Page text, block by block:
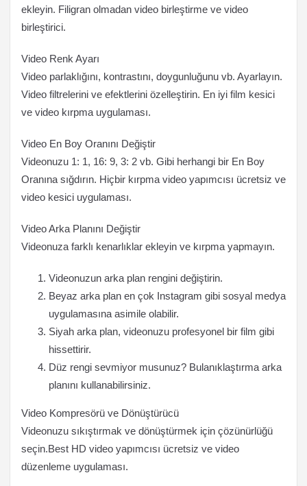
ekleyin. Filigran olmadan video birleştirme ve video
birleştirici.
Video Renk Ayarı
Video parlaklığını, kontrastını, doygunluğunu vb. Ayarlayın.
Video filtrelerini ve efektlerini özelleştirin. En iyi film kesici
ve video kırpma uygulaması.
Video En Boy Oranını Değiştir
Videonuzu 1: 1, 16: 9, 3: 2 vb. Gibi herhangi bir En Boy
Oranına sığdırın. Hiçbir kırpma video yapımcısı ücretsiz ve
video kesici uygulaması.
Video Arka Planını Değiştir
Videonuza farklı kenarlıklar ekleyin ve kırpma yapmayın.
Videonuzun arka plan rengini değiştirin.
Beyaz arka plan en çok Instagram gibi sosyal medya
uygulamasına asimile olabilir.
Siyah arka plan, videonuzu profesyonel bir film gibi
hissettirir.
Düz rengi sevmiyor musunuz? Bulanıklaştırma arka
planını kullanabilirsiniz.
Video Kompresörü ve Dönüştürücü
Videonuzu sıkıştırmak ve dönüştürmek için çözünürlüğü
seçin.Best HD video yapımcısı ücretsiz ve video
düzenleme uygulaması.